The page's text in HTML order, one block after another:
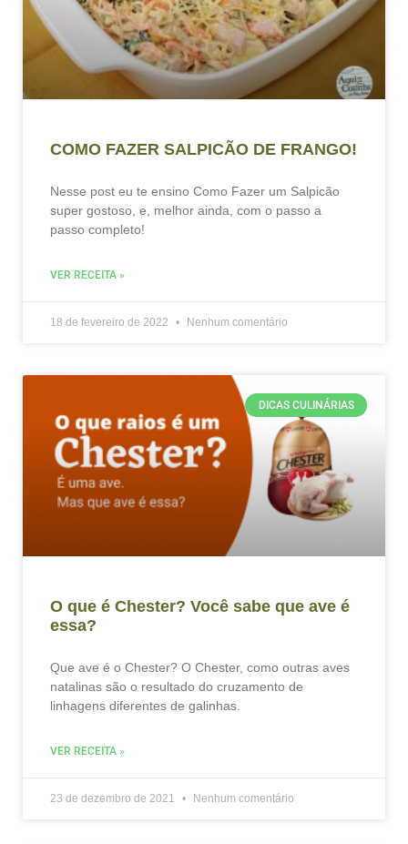
COMO FAZER SALPICÃO DE FRANGO!
Nesse post eu te ensino Como Fazer um Salpicão
super gostoso, e, melhor ainda, com o passo a
passo completo!
VER RECEITA »
18 de fevereiro de 2022 Nenhum comentário
DICAS CULINÁRIAS
O que é Chester? Você sabe que ave é
essa?
Que ave é o Chester? O Chester, como outras aves
natalinas são o resultado do cruzamento de
linhagens diferentes de galinhas.
VER RECEITA »
23 de dezembro de 2021 Nenhum comentário